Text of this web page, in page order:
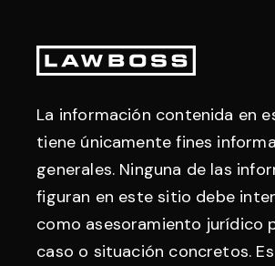
página
La información contenida en
tiene únicamente fines
generales. Ninguna de las
figuran en este sitio debe
como asesoramiento jurídico
caso o situación concretos.